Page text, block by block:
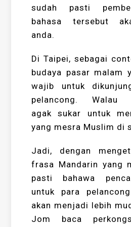
sudah pasti
bahasa tersebut
anda.
Di Taipei, sebagai
budaya pasar malam
wajib untuk
pelancong. Walau
agak sukar untuk
yang mesra Muslim di
Jadi, dengan
frasa Mandarin yang
pasti bahawa
untuk para
akan menjadi lebih
Jom baca